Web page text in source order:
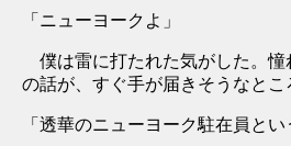
「ニューヨークよ」
僕は雷に打たれた気がした。憧
の話が、すぐ手が届きそうなとこ
「透華のニューヨーク駐在員とい